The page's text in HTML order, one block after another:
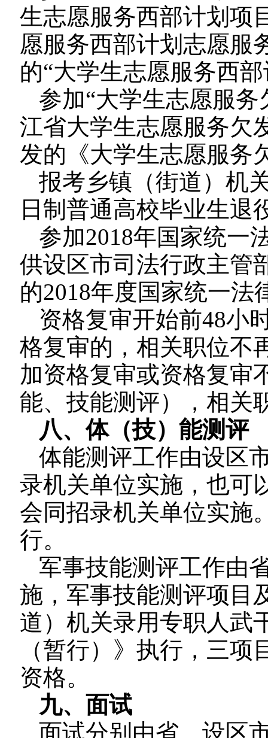
生志愿服务西部计划项
愿服务西部计划志愿服
的“大学生志愿服务西
参加“大学生志愿服
江省大学生志愿服务欠
发的《大学生志愿服务
报考乡镇（街道）机
日制普通高校毕业生退
参加2018年国家统一
供设区市司法行政主管
的2018年度国家统一法
资格复审开始前48小
格复审的，相关职位不
加资格复审或资格复审
能、技能测评），相关
八、体（技）能测评
体能测评工作由设区
录机关单位实施，也可
会同招录机关单位实施
行。
军事技能测评工作由
施，军事技能测评项目
道）机关录用专职人武
（暂行）》执行，三
资格。
九、面试
面试分别由省、设区